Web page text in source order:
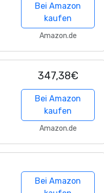
Bei Amazon
kaufen
Amazon.de
347,38€
Bei Amazon
kaufen
Amazon.de
Bei Amazon